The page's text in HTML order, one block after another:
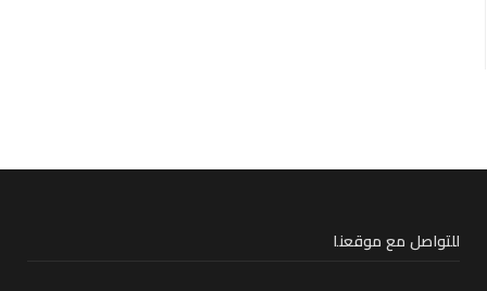
للتواصل مع موقعنا